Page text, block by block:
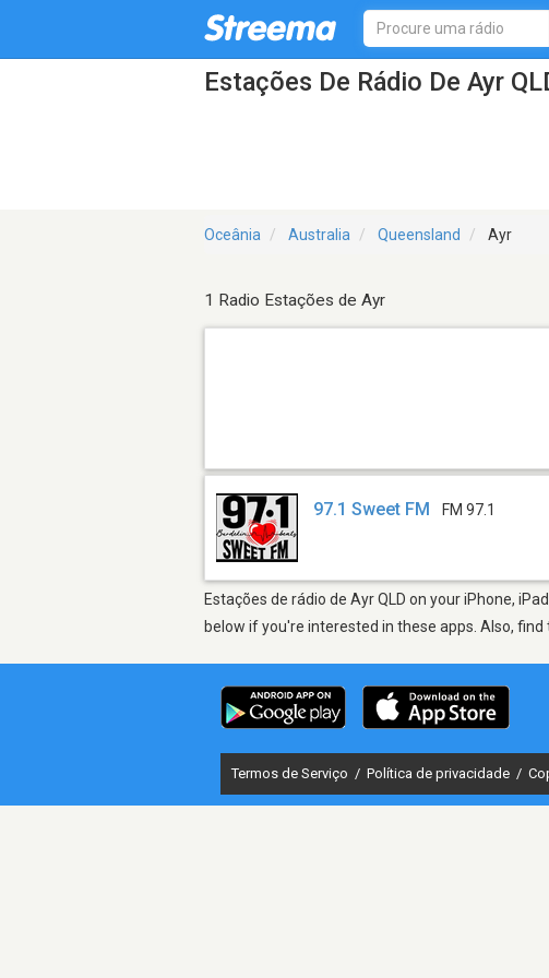
Estações De Rádio De Ayr
Oceânia Australia Queensland Ayr
1 Radio Estações de Ayr
97.1 Sweet FM FM 97.1
Estações de rádio de Ayr QLD on your iPhone,
below if you're interested in these apps. Also,
Termos de Serviço / Política de privacidade /